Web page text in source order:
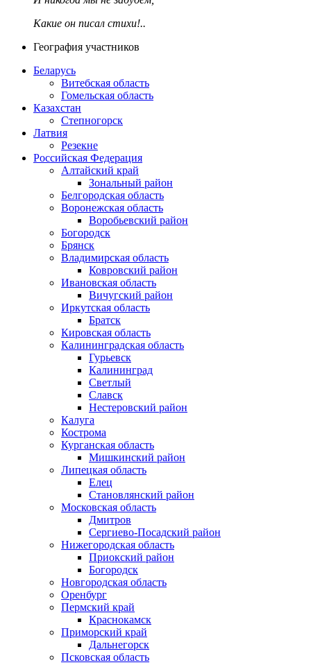
Какие он писал стихи!..
География участников
Беларусь
Витебская область
Гомельская область
Казахстан
Степногорск
Латвия
Резекне
Российская Федерация
Алтайский край
Зональный район
Белгородская область
Воронежская область
Воробьевский район
Богородск
Брянск
Владимирская область
Ковровский район
Ивановская область
Вичугский район
Иркутская область
Братск
Кировская область
Калининградская область
Гурьевск
Калининград
Светлый
Славск
Нестеровский район
Калуга
Кострома
Курганская область
Мишкинский район
Липецкая область
Елец
Становлянский район
Московская область
Дмитров
Сергиево-Посадский район
Нижегородская область
Приокский район
Богородск
Новгородская область
Оренбург
Пермский край
Краснокамск
Приморский край
Дальнегорск
Псковская область